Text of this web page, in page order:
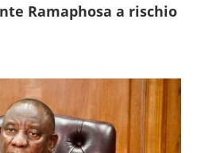
Ramaphosa a rischio